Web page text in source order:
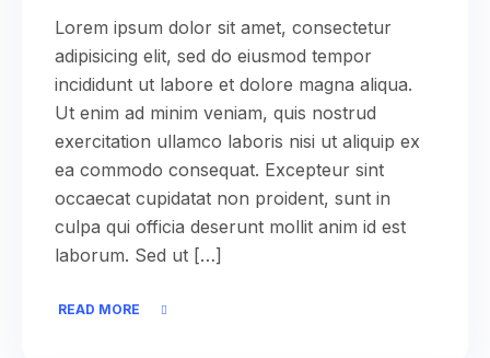
Lorem ipsum dolor sit amet, consectetur
adipisicing elit, sed do eiusmod tempor
incididunt ut labore et dolore magna aliqua.
Ut enim ad minim veniam, quis nostrud
exercitation ullamco laboris nisi ut aliquip ex
ea commodo consequat. Excepteur sint
occaecat cupidatat non proident, sunt in
culpa qui officia deserunt mollit anim id est
laborum. Sed ut […]
READ MORE